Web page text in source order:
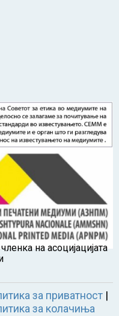
на асоцијацијата
за приватност|
за колачиња